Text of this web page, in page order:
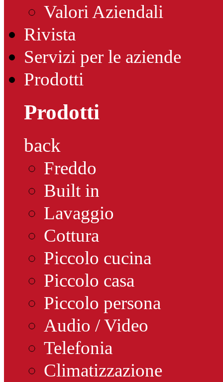
Valori Aziendali
Rivista
Servizi per le aziende
Prodotti
Prodotti
back
Freddo
Built in
Lavaggio
Cottura
Piccolo cucina
Piccolo casa
Piccolo persona
Audio / Video
Telefonia
Climatizzazione